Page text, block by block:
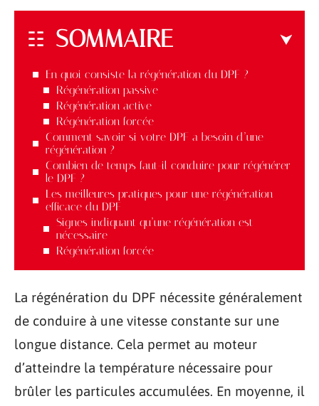
SOMMAIRE
En quoi consiste la régénération du DPF ?
Régénération passive
Régénération active
Régénération forcée
Comment savoir si votre DPF a besoin d’une
régénération ?
Combien de temps faut-il conduire pour régénérer
le DPF ?
Les meilleures pratiques pour une régénération
efficace du DPF
Signes indiquant qu’une régénération est
nécessaire
Régénération forcée
La régénération du DPF nécessite généralement
de conduire à une vitesse constante sur une
longue distance. Cela permet au moteur
d’atteindre la température nécessaire pour
brûler les particules accumulées. En moyenne, il